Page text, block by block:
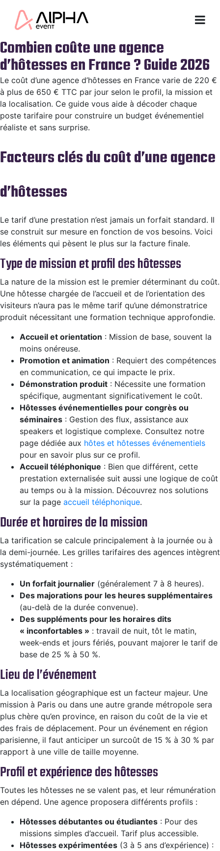
Combien coûte une agence
d’hôtesses en France ? Guide 2026
Le coût d’une agence d’hôtesses en France varie de 220 €
à plus de 650 € TTC par jour selon le profil, la mission et
la localisation. Ce guide vous aide à décoder chaque
poste tarifaire pour construire un budget événementiel
réaliste et sans surprise.
Facteurs clés du coût d’une agence
d’hôtesses
Le tarif d’une prestation n’est jamais un forfait standard. Il
se construit sur mesure en fonction de vos besoins. Voici
les éléments qui pèsent le plus sur la facture finale.
Type de mission et profil des hôtesses
La nature de la mission est le premier déterminant du coût.
Une hôtesse chargée de l’accueil et de l’orientation des
visiteurs n’aura pas le même tarif qu’une démonstratrice
produit nécessitant une formation technique approfondie.
Accueil et orientation : Mission de base, souvent la
moins onéreuse.
Promotion et animation : Requiert des compétences
en communication, ce qui impacte le prix.
Démonstration produit : Nécessite une formation
spécifique, augmentant significativement le coût.
Hôtesses événementielles pour congrès ou
séminaires : Gestion des flux, assistance aux
speakers et logistique complexe. Consultez notre
page dédiée aux hôtes et hôtesses événementiels
pour en savoir plus sur ce profil.
Accueil téléphonique : Bien que différent, cette
prestation externalisée suit aussi une logique de coût
au temps ou à la mission. Découvrez nos solutions
sur la page accueil téléphonique.
Durée et horaires de la mission
La tarification se calcule principalement à la journée ou à
la demi-journée. Les grilles tarifaires des agences intègrent
systématiquement :
Un forfait journalier (généralement 7 à 8 heures).
Des majorations pour les heures supplémentaires
(au-delà de la durée convenue).
Des suppléments pour les horaires dits
« inconfortables » : travail de nuit, tôt le matin,
week-ends et jours fériés, pouvant majorer le tarif de
base de 25 % à 50 %.
Lieu de l’événement
La localisation géographique est un facteur majeur. Une
mission à Paris ou dans une autre grande métropole sera
plus chère qu’en province, en raison du coût de la vie et
des frais de déplacement. Pour un événement en région
parisienne, il faut anticiper un surcoût de 15 % à 30 % par
rapport à une ville de taille moyenne.
Profil et expérience des hôtesses
Toutes les hôtesses ne se valent pas, et leur rémunération
en dépend. Une agence proposera différents profils :
Hôtesses débutantes ou étudiantes : Pour des
missions simples d’accueil. Tarif plus accessible.
Hôtesses expérimentées (3 à 5 ans d’expérience) :